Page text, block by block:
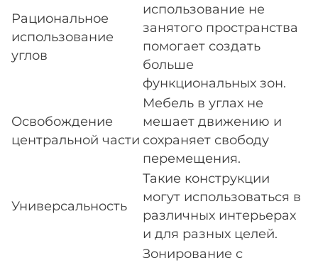
Рациональное
использование
углов
использование не
занятого пространства
помогает создать
больше
функциональных зон.
Освобождение
центральной части
Мебель в углах не
мешает движению и
сохраняет свободу
перемещения.
Универсальность
Такие конструкции
могут использоваться в
различных интерьерах
и для разных целей.
Зонирование с